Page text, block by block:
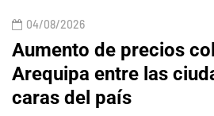
04/08/2026
Aumento de precios
Arequipa entre las
caras del país